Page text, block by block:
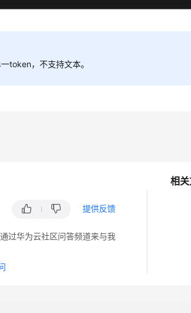
token，不支持文本。
相
提供反馈
过华为云社区问答频道来与我